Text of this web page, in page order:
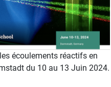
écoulements réactifs en
du 10 au 13 Juin 2024.